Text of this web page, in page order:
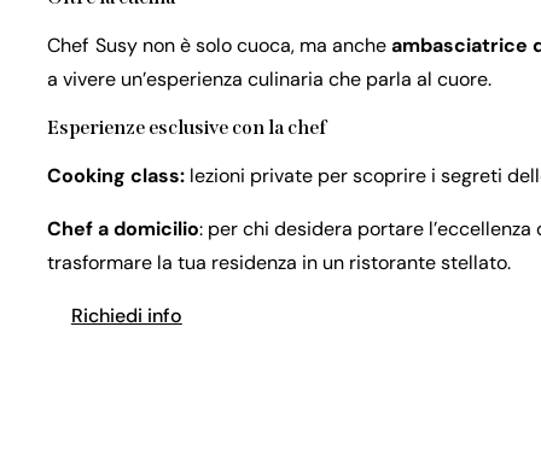
Chef Susy non è solo cuoca, ma ancheambasciatrice
a vivere un’esperienza culinaria che parla al cuore.
Esperienze esclusive con la chef
Cooking class:lezioni private per scoprire i segreti
Chef a domicilio: per chi desidera portare
trasformare la tua residenza in un ristorante stellato.
Richiedi info